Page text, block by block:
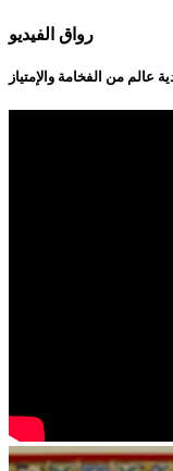
رواق الفيديو
عالم من الفخامة والإمتياز